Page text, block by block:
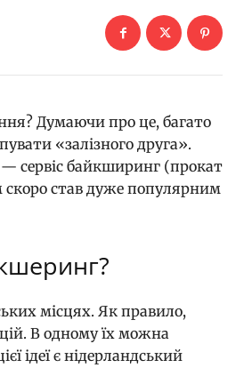
Думаючи про це, багато
«залізного друга».
— сервіс байкширинг (прокат
скоро став дуже популярним
місцях. Як правило,
В одному їх можна
ідеї є нідерландський